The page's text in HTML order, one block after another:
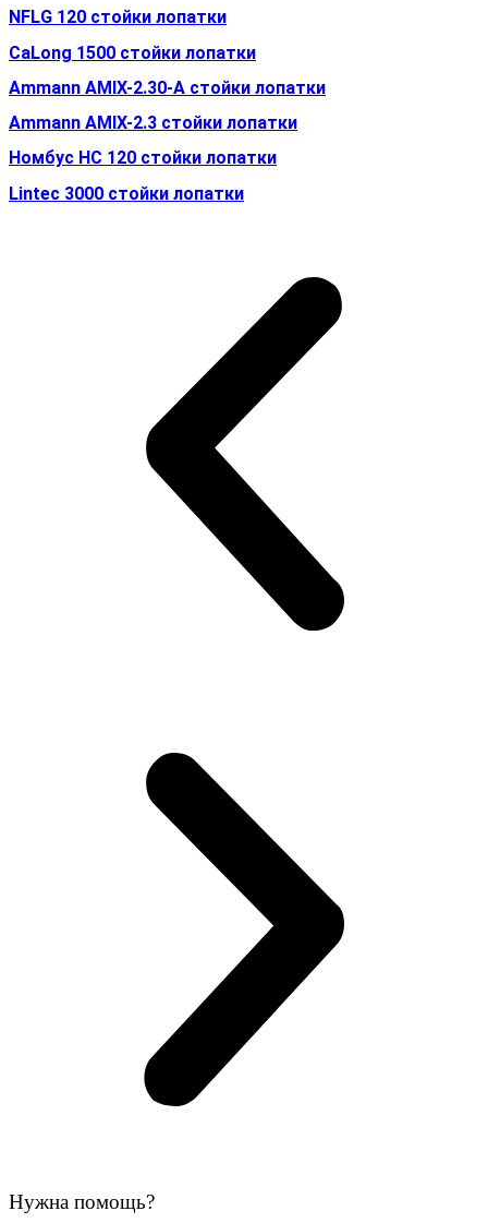
NFLG 120 стойки лопатки
CaLong 1500 стойки лопатки
Ammann AMIX-2.30-A стойки лопатки
Ammann AMIX-2.3 стойки лопатки
Номбус HC 120 стойки лопатки
Lintec 3000 стойки лопатки
Нужна помощь?